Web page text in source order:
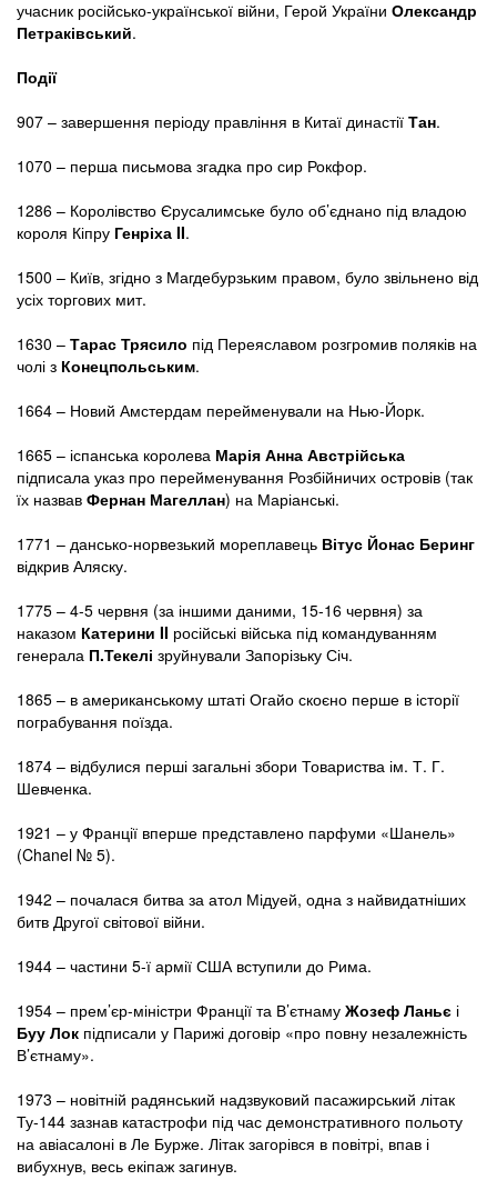
учасник російсько-української війни, Герой України Олександр
Петраківський.
Події
907 – завершення періоду правління в Китаї династії Тан.
1070 – перша письмова згадка про сир Рокфор.
1286 – Королівство Єрусалимське було об’єднано під владою
короля Кіпру Генріха II.
1500 – Київ, згідно з Магдебурзьким правом, було звільнено від
усіх торгових мит.
1630 – Тарас Трясило під Переяславом розгромив поляків на
чолі з Конецпольським.
1664 – Новий Амстердам перейменували на Нью-Йорк.
1665 – іспанська королева Марія Анна Австрійська
підписала указ про перейменування Розбійничих островів (так
їх назвав Фернан Магеллан) на Маріанські.
1771 – дансько-норвезький мореплавець Вітус Йонас Беринг
відкрив Аляску.
1775 – 4-5 червня (за іншими даними, 15-16 червня) за
наказом Катерини II російські війська під командуванням
генерала П.Текелі зруйнували Запорізьку Січ.
1865 – в американському штаті Огайо скоєно перше в історії
пограбування поїзда.
1874 – відбулися перші загальні збори Товариства ім. Т. Г.
Шевченка.
1921 – у Франції вперше представлено парфуми «Шанель»
(Chanel № 5).
1942 – почалася битва за атол Мідуей, одна з найвидатніших
битв Другої світової війни.
1944 – частини 5-ї армії США вступили до Рима.
1954 – прем’єр-міністри Франції та В’єтнаму Жозеф Ланьє і
Буу Лок підписали у Парижі договір «про повну незалежність
В’єтнаму».
1973 – новітній радянський надзвуковий пасажирський літак
Ту-144 зазнав катастрофи під час демонстративного польоту
на авіасалоні в Ле Бурже. Літак загорівся в повітрі, впав і
вибухнув, весь екіпаж загинув.